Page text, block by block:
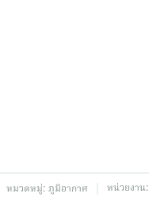
หมวดหมู่: ภูมิอากาศ หน่วยงาน: